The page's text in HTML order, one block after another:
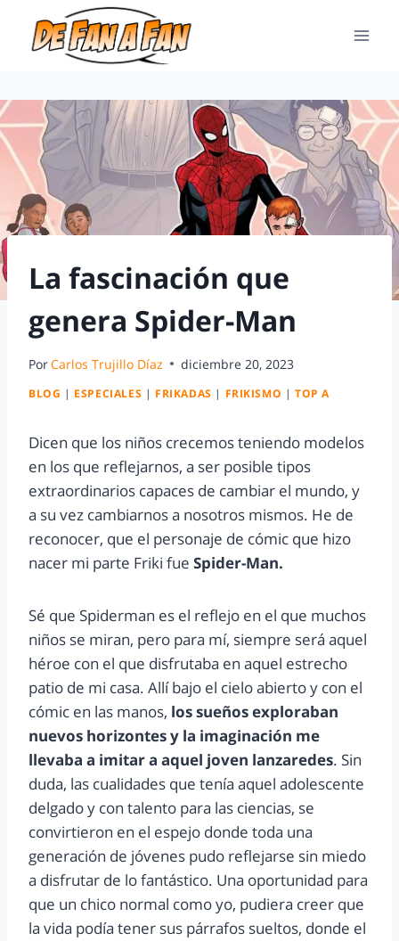
La fascinación que
genera Spider-Man
PorCarlos Trujillo Díaz diciembre 20, 2023
BLOG | ESPECIALES | FRIKADAS | FRIKISMO |TOP A
Dicen que los niños crecemos teniendo modelos
en los que reflejarnos, a ser posible tipos
extraordinarios capaces de cambiar el mundo, y
a su vez cambiarnos a nosotros mismos. He de
reconocer, que el personaje de cómic que hizo
nacer mi parte Friki fue Spider-Man.
Sé que Spiderman es el reflejo en el que muchos
niños se miran, pero para mí, siempre será aquel
héroe con el que disfrutaba en aquel estrecho
patio de mi casa. Allí bajo el cielo abierto y con el
cómic en las manos, los sueños exploraban
nuevos horizontes y la imaginación me
llevaba a imitar a aquel joven lanzaredes. Sin
duda, las cualidades que tenía aquel adolescente
delgado y con talento para las ciencias, se
convirtieron en el espejo donde toda una
generación de jóvenes pudo reflejarse sin miedo
a disfrutar de lo fantástico. Una oportunidad para
que un chico normal como yo, pudiera creer que
la vida podía tener sus párrafos sueltos, donde el